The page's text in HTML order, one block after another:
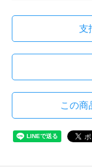
支
この商